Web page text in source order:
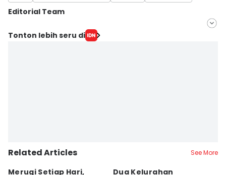
Editorial Team
Editor
Tonton lebih seru di
Related Articles See More
Merugi Setiap Hari,
Dua Kelurahan